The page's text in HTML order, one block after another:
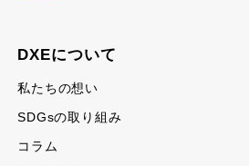
DXEについて
私たちの想い
SDGsの取り組み
コラム